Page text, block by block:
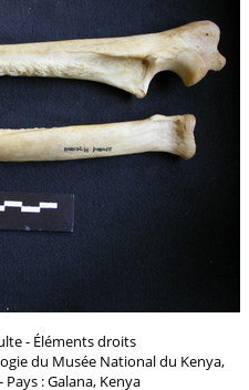
- Éléments droits
du Musée National du Kenya,
: Galana, Kenya